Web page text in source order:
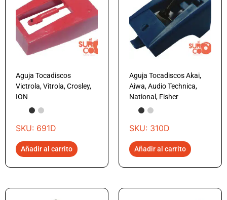
Aguja Tocadiscos
Victrola, Vitrola, Crosley,
ION
SKU: 691D
Añadir al carrito
Aguja Tocadiscos Akai,
Aiwa, Audio Technica,
National, Fisher
SKU: 310D
Añadir al carrito